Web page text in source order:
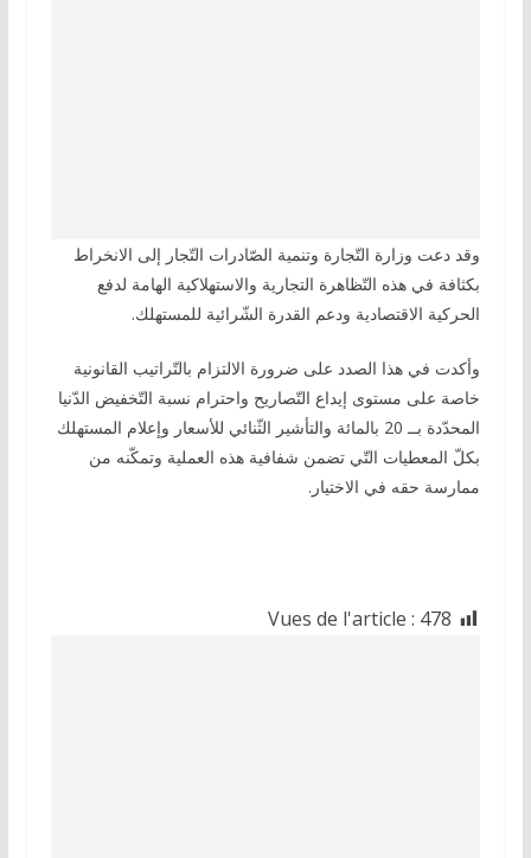
وقد دعت وزارة التّجارة وتنمية الصّادرات التّجار إلى الانخراط
بكثافة في هذه التّظاهرة التجارية والاستهلاكية الهامة لدفع
الحركية الاقتصادية ودعم القدرة الشّرائية للمستهلك.
وأكدت في هذا الصدد على ضرورة الالتزام بالتّراتيب القانونية
خاصة على مستوى إيداع التّصاريح واحترام نسبة التّخفيض الدّنيا
المحدّدة بــ 20 بالمائة والتأشير الثّنائي للأسعار وإعلام المستهلك
بكلّ المعطيات التّي تضمن شفافية هذه العملية وتمكّنه من
ممارسة حقه في الاختيار.
Vues de l'article : 478